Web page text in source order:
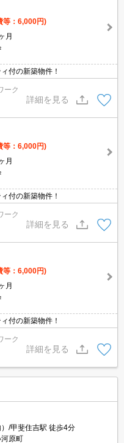
等：6,000円)
月
付の新築物件！
ーク
詳細を見る
等：6,000円)
月
付の新築物件！
ーク
詳細を見る
等：6,000円)
月
付の新築物件！
ーク
詳細を見る
/甲斐住吉駅 徒歩4分
原町